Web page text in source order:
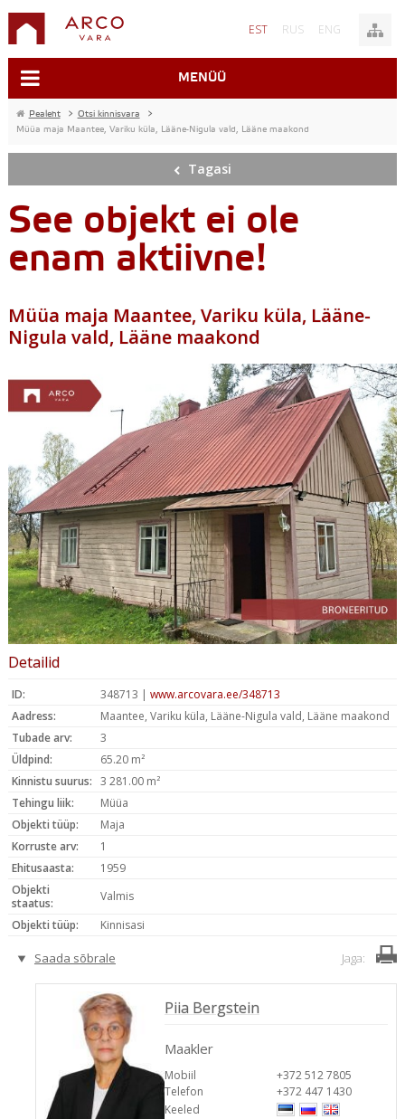
EST RUS ENG
MENÜÜ
Pealeht > Otsi kinnisvara
>
Müüa maja Maantee, Variku küla, Lääne-Nigula vald, Lääne maakond
Tagasi
See objekt ei ole
enam aktiivne!
Müüa maja Maantee, Variku küla, Lääne-
Nigula vald, Lääne maakond
Detailid
ID: 348713 | www.arcovara.ee/348713
Aadress:
Maantee, Variku küla, Lääne-Nigula vald, Lääne maakond
Tubade arv:
3
Üldpind:
65.20 m²
Kinnistu suurus: 3 281.00 m²
Tehingu liik:
Müüa
Objekti tüüp:
Maja
Korruste arv:
1
Ehitusaasta:
1959
Objekti
staatus:
Valmis
Objekti tüüp:
Kinnisasi
Saada sõbrale Jaga:
Piia Bergstein
Maakler
Mobiil
+372 512 7805
Telefon
+372 447 1430
Keeled